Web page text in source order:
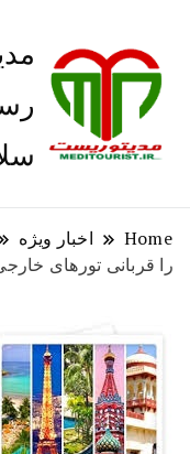
Home اخبار ویژه
را قربانی تور‌های